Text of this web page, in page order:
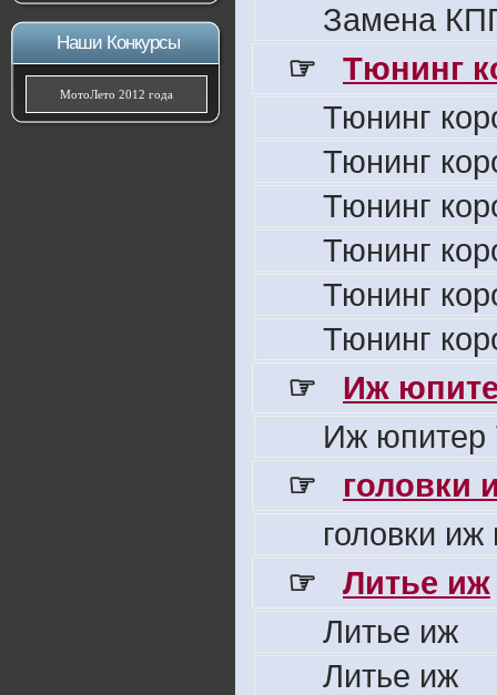
Наши Конкурсы
МотоЛето 2012 года
Замена
☞
Тюнинг
Тюнинг
Тюнинг
Тюнинг
Тюнинг
Тюнинг
Тюнинг
☞
Иж
Иж юпитер
☞
головки
головки
☞
Литье иж
Литье иж
Литье иж